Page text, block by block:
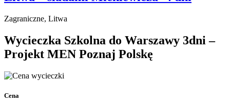
Zagraniczne, Litwa
Wycieczka Szkolna do Warszawy 3dni –
Projekt MEN Poznaj Polskę
Cena